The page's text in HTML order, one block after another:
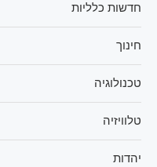
חדשות כלליות
חינוך
טכנולוגיה
טלוויזיה
יהדות